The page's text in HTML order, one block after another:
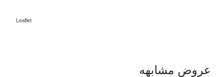
Leaflet
عروض مشابهه